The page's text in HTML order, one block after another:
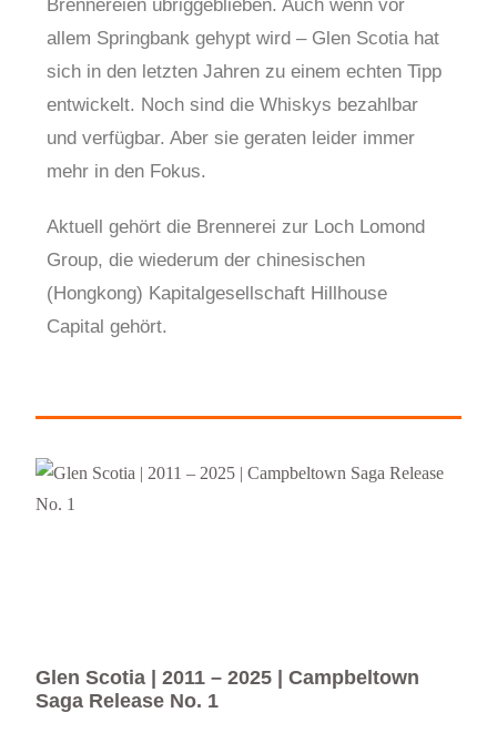
Brennereien übriggeblieben. Auch wenn vor
allem Springbank gehypt wird – Glen Scotia hat
sich in den letzten Jahren zu einem echten Tipp
entwickelt. Noch sind die Whiskys bezahlbar
und verfügbar. Aber sie geraten leider immer
mehr in den Fokus.
Aktuell gehört die Brennerei zur Loch Lomond
Group, die wiederum der chinesischen
(Hongkong) Kapitalgesellschaft Hillhouse
Capital gehört.
Glen Scotia | 2011 – 2025 | Campbeltown
Saga Release No. 1